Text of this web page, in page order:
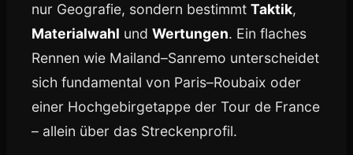
nur Geografie, sondern bestimmt Taktik,
Materialwahl und Wertungen. Ein flaches
Rennen wie Mailand–Sanremo unterscheidet
sich fundamental von Paris–Roubaix oder
einer Hochgebirgetappe der Tour de France
– allein über das Streckenprofil.